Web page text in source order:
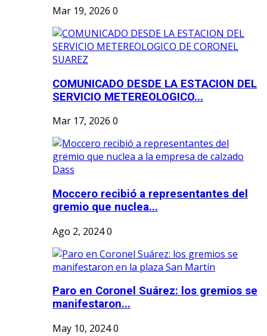
Mar 19, 2026 0
COMUNICADO DESDE LA ESTACION DEL
SERVICIO METEREOLOGICO...
Mar 17, 2026 0
Moccero recibió a representantes del
gremio que nuclea...
Ago 2, 20240
Paro en Coronel Suárez: los gremios se
manifestaron...
May 10, 20240